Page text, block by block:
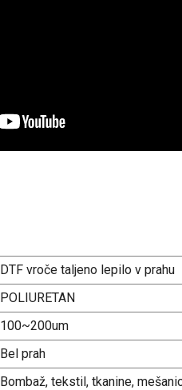
DTF vroče taljeno lepilo v prahu
POLIURETAN
100~200um
Bel prah
Bombaž, tekstil, tkanine,